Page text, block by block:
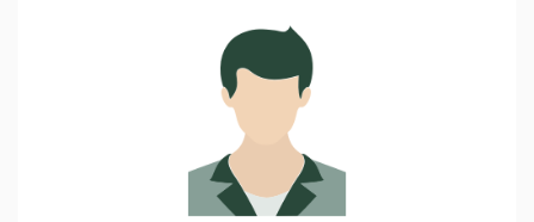
Gimnáziuma
Kollégiuma